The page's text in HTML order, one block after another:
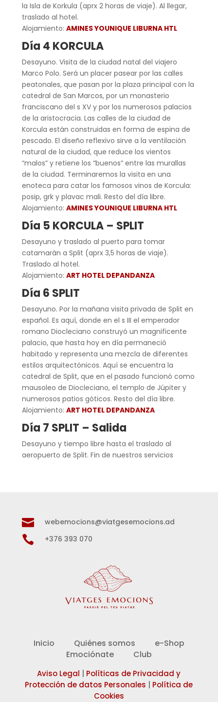
la Isla de Korkula (aprx 2 horas de viaje). Al llegar,
traslado al hotel.
Alojamiento: AMINES YOUNIQUE LIBURNA HTL
Día 4 KORCULA
Desayuno. Visita de la ciudad natal del viajero
Marco Polo. Será un placer pasear por las calles
peatonales, que pasan por la plaza principal con la
catedral de San Marcos, por un monasterio
franciscano del s XV y por los numerosos palacios
de la aristocracia. Las calles de la ciudad de
Korcula están construidas en forma de espina de
pescado. El diseño reflexivo sirve a la ventilación
natural de la ciudad, que reduce los vientos
“malos” y retiene los “buenos” entre las murallas
de la ciudad. Terminaremos la visita en una
enoteca para catar los famosos vinos de Korcula:
posip, grk y plavac mali. Resto del día libre.
Alojamiento: AMINES YOUNIQUE LIBURNA HTL
Día 5 KORCULA – SPLIT
Desayuno y traslado al puerto para tomar
catamarán a Split (aprx 3,5 horas de viaje).
Traslado al hotel.
Alojamiento: ART HOTEL DEPANDANZA
Día 6 SPLIT
Desayuno. Por la mañana visita privada de Split en
español. Es aquí, donde en el s III el emperador
romano Diocleciano construyó un magnificente
palacio, que hasta hoy en día permaneció
habitado y representa una mezcla de diferentes
estilos arquitectónicos. Aquí se encuentra la
catedral de Split, que en el pasado funcionó como
mausoleo de Diocleciano, el templo de Júpiter y
numerosos patios góticos. Resto del día libre.
Alojamiento: ART HOTEL DEPANDANZA
Día 7 SPLIT – Salida
Desayuno y tiempo libre hasta el traslado al
aeropuerto de Split. Fin de nuestros servicios
 webemocions@viatgesemocions.ad
 +376 393 070
Inicio Quiénes somos
e-Shop
Emociónate
Club
Aviso Legal
Políticas de Privacidad y
Protección de datos Personales
Política de
Cookies